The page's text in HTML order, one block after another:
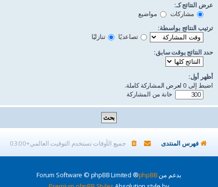
عرض النتائج كـ:
مشاركات
مواضيع
ترتيب النتائج بواسطة:
تصاعديًا
تنازليًا
حدد النتائج بوقت سابق:
أظهر أول:
اضبط إلى 0 لعرض المشاركة كاملة.
خانة من المشاركة
فهرس المنتدى جميع الأوقات تستخدم التوقيت العالمي+03:00
بدعم من phpBB
® Forum Software © phpBB Limited